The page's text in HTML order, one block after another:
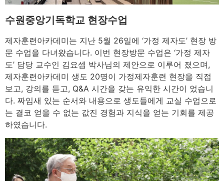
수원중앙기독학교 현장수업
제자훈련아카데미는 지난 5월 26일에 ‘가정 제자도’ 현장 방
문 수업을 다녀왔습니다. 이번 현장방문 수업은 ‘가정 제자
도’ 담당 교수인 김요셉 박사님의 제안으로 이루어 졌으며,
제자훈련아카데미 생도 20명이 가정제자훈련 현장을 직접
보고, 강의를 듣고, Q&A 시간을 갖는 유익한 시간이 었습니
다. 짜임새 있는 순서와 내용으로 생도들에게 교실 수업으로
는 결코 얻을 수 없는 값진 경험과 지식을 얻는 기회를 제공
하였습니다.